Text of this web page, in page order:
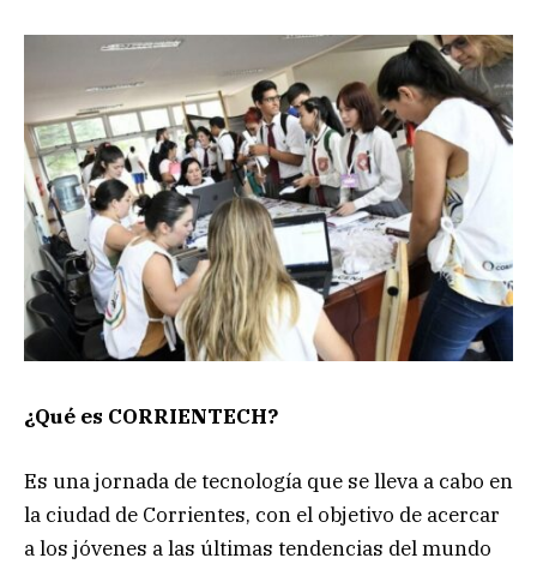
¿Qué es CORRIENTECH?
Es una jornada de tecnología que se lleva a cabo en
la ciudad de Corrientes, con el objetivo de acercar
a los jóvenes a las últimas tendencias del mundo